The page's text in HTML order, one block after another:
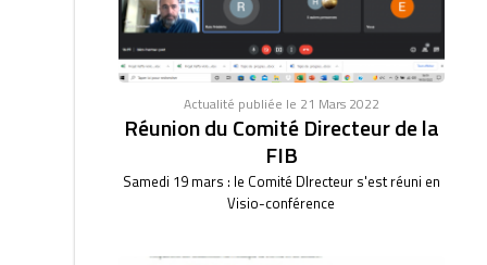
Actualité publiée le 21 Mars 2022
Réunion du Comité Directeur de la
FIB
Samedi 19 mars : le Comité DIrecteur s'est réuni en
Visio-conférence